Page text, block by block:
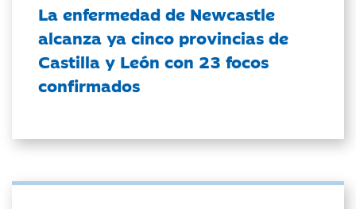
La enfermedad de Newcastle
alcanza ya cinco provincias de
Castilla y León con 23 focos
confirmados